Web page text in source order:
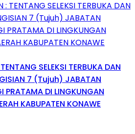
SELEKSI TERBUKA DAN
7 (Tujuh) JABATAN
PRATAMA DI LINGKUNGAN
KABUPATEN KONAWE